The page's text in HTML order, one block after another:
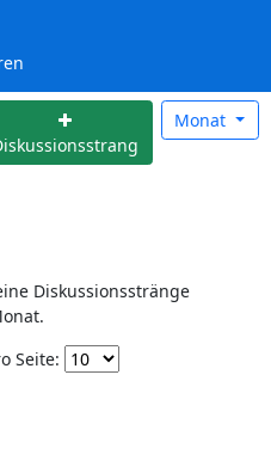
Monat
Diskussionsstränge
Seite: